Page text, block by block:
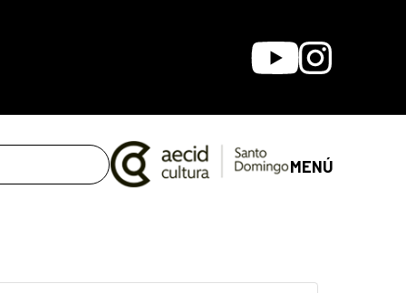
YoutubeInstagram
MENÚ